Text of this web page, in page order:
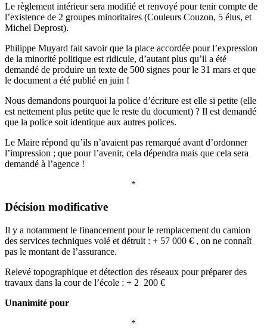
Le règlement intérieur sera modifié et renvoyé pour tenir compte de
l’existence de 2 groupes minoritaires (Couleurs Couzon, 5 élus, et
Michel Deprost).
Philippe Muyard fait savoir que la place accordée pour l’expression
de la minorité politique est ridicule, d’autant plus qu’il a été
demandé de produire un texte de 500 signes pour le 31 mars et que
le document a été publié en juin !
Nous demandons pourquoi la police d’écriture est elle si petite (elle
est nettement plus petite que le reste du document) ? Il est demandé
que la police soit identique aux autres polices.
Le Maire répond qu’ils n’avaient pas remarqué avant d’ordonner
l’impression ; que pour l’avenir, cela dépendra mais que cela sera
demandé à l’agence !
*
Décision modificative
Il y a notamment le financement pour le remplacement du camion
des services techniques volé et détruit : + 57 000 € , on ne connaît
pas le montant de l’assurance.
Relevé topographique et détection des réseaux pour préparer des
travaux dans la cour de l’école : + 2 200 €
Unanimité pour
*